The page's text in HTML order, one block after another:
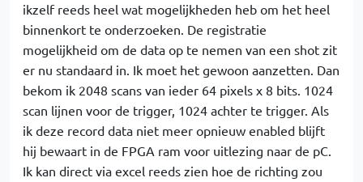
ikzelf reeds heel wat mogelijkheden heb om het heel
binnenkort te onderzoeken. De registratie
mogelijkheid om de data op te nemen van een shot zit
er nu standaard in. Ik moet het gewoon aanzetten. Dan
bekom ik 2048 scans van ieder 64 pixels x 8 bits. 1024
scan lijnen voor de trigger, 1024 achter te trigger. Als
ik deze record data niet meer opnieuw enabled blijft
hij bewaart in de FPGA ram voor uitlezing naar de pC.
Ik kan direct via excel reeds zien hoe de richting zou